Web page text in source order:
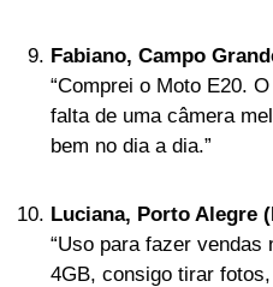
Fabiano, Campo
“Comprei o Moto E20.
falta de uma câmera
bem no dia a dia.”
Luciana, Porto Alegre
“Uso para fazer vendas
4GB, consigo tirar